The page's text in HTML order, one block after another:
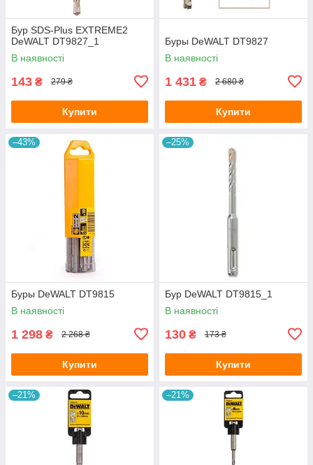
Бур SDS-Plus EXTREME2
DeWALT DT9827_1
В наявності
143 ₴ 279 ₴
Купити
Буры DeWALT DT9827
В наявності
1 431 ₴ 2 680 ₴
Купити
–43%
Буры DeWALT DT9815
В наявності
1 298 ₴ 2 268 ₴
Купити
–25%
Бур DeWALT DT9815_1
В наявності
130 ₴ 173 ₴
Купити
–21% –21%